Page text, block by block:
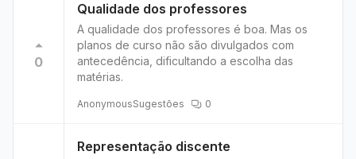
0
Qualidade dos professores
A qualidade dos professores é boa. Mas os
planos de curso não são divulgados com
antecedência, dificultando a escolha das
matérias.
AnonymousSugestões 0
Representação discente